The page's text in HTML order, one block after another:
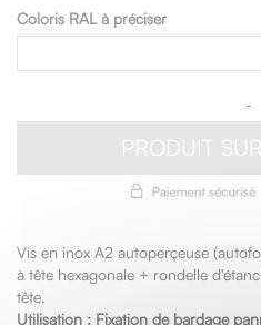
Coloris RAL à préciser
-
PRODUIT
Vis en inox A2 autoperçeuse
à tête hexagonale + rondelle
tête.
Utilisation : Fixation de bardage